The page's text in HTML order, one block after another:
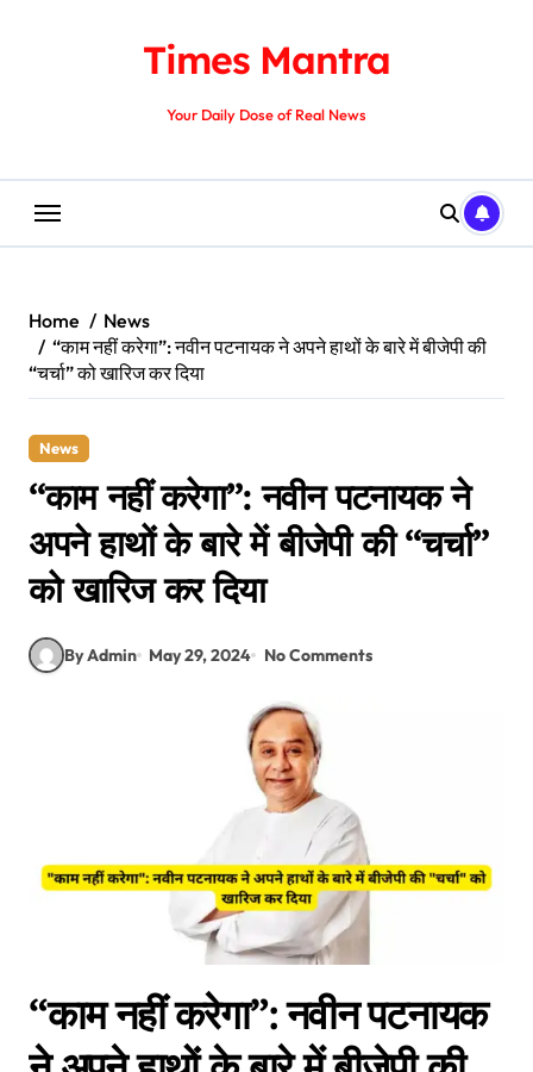
Times Mantra
Your Daily Dose of Real News
Home
News
“काम नहीं करेगा”: नवीन पटनायक ने अपने हाथों के बारे में बीजेपी की
“चर्चा” को खारिज कर दिया
News
“काम नहीं करेगा”: नवीन पटनायक ने
अपने हाथों के बारे में बीजेपी की “चर्चा”
को खारिज कर दिया
By Admin May 29, 2024 No Comments
“काम नहीं करेगा”: नवीन पटनायक